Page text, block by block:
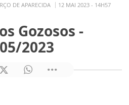
DE APARECIDA 12 MAI 2023 - 14H57
Gozosos -
2023